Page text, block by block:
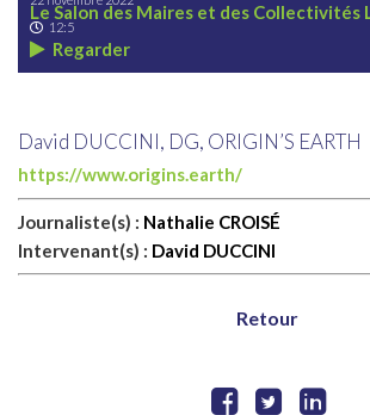
Le Salon des Maires et des Collectivités
12:5
Regarder
David DUCCINI, DG, ORIGIN’S EARTH
https://www.origins.earth/
Journaliste(s) : Nathalie CROISÉ
Intervenant(s) : David DUCCINI
Retour